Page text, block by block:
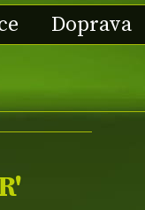
Doprava